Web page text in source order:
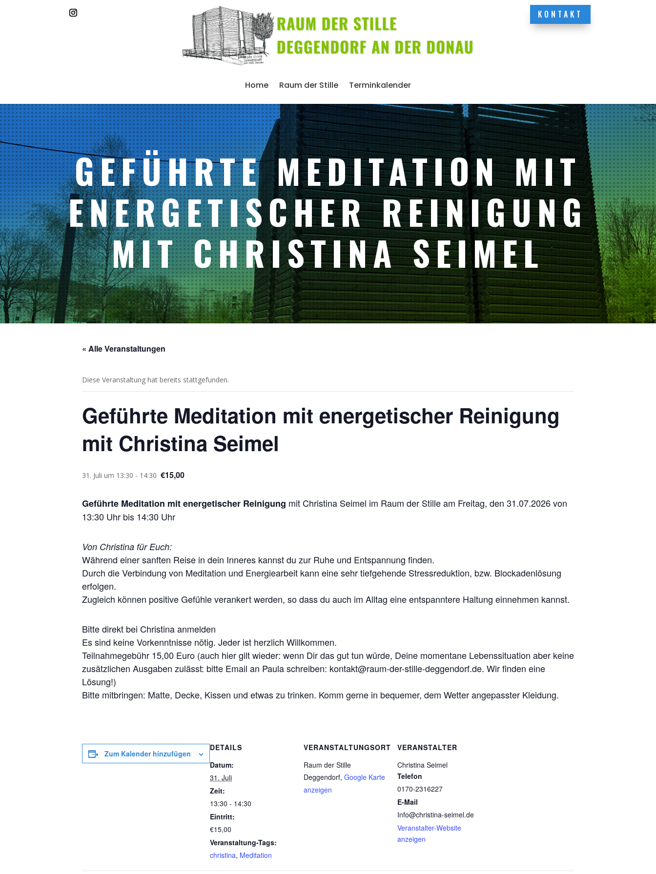
Home Raum der Stille Terminkalender
KONTAKT
GEFÜHRTE MEDITATION MIT
ENERGETISCHER REINIGUNG
MIT CHRISTINA SEIMEL
« Alle Veranstaltungen
Diese Veranstaltung hat bereits stattgefunden.
Geführte Meditation mit energetischer Reinigung
mit Christina Seimel
31. Juli um 13:30 - 14:30 €15,00
Geführte Meditation mit energetischer Reinigung mit Christina Seimel im Raum der Stille am Freitag, den 31.07.2026 von
13:30 Uhr bis 14:30 Uhr
Von Christina für Euch:
Während einer sanften Reise in dein Inneres kannst du zur Ruhe und Entspannung finden.
Durch die Verbindung von Meditation und Energiearbeit kann eine sehr tiefgehende Stressreduktion, bzw. Blockadenlösung
erfolgen.
Zugleich können positive Gefühle verankert werden, so dass du auch im Alltag eine entspanntere Haltung einnehmen kannst.
Bitte direkt bei Christina anmelden
Es sind keine Vorkenntnisse nötig. Jeder ist herzlich Willkommen.
Teilnahmegebühr 15,00 Euro (auch hier gilt wieder: wenn Dir das gut tun würde, Deine momentane Lebenssituation aber keine
zusätzlichen Ausgaben zulässt: bitte Email an Paula schreiben: kontakt@raum-der-stille-deggendorf.de. Wir finden eine
Lösung!)
Bitte mitbringen: Matte, Decke, Kissen und etwas zu trinken. Komm gerne in bequemer, dem Wetter angepasster Kleidung.
Zum Kalender hinzufügen
DETAILS
Datum:
31. Juli
Zeit:
13:30 - 14:30
Eintritt:
€15,00
Veranstaltung-Tags:
christina, Meditation
VERANSTALTUNGSORT
Raum der Stille
Deggendorf, Google Karte
anzeigen
VERANSTALTER
Christina Seimel
Telefon
0170-2316227
E-Mail
Info@christina-seimel.de
Veranstalter-Website
anzeigen